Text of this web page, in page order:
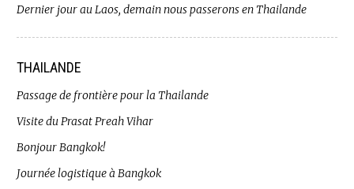
Dernier jour au Laos, demain nous passerons en Thailande
THAILANDE
Passage de frontière pour la Thailande
Visite du Prasat Preah Vihar
Bonjour Bangkok!
Journée logistique à Bangkok